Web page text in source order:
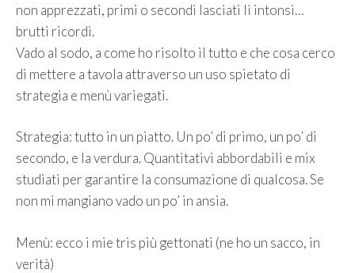
non apprezzati, primi o secondi lasciati lì intonsi…
brutti ricordi.
Vado al sodo, a come ho risolto il tutto e che cosa cerco
di mettere a tavola attraverso un uso spietato di
strategia e menù variegati.
Strategia: tutto in un piatto. Un po’ di primo, un po’ di
secondo, e la verdura. Quantitativi abbordabili e mix
studiati per garantire la consumazione di qualcosa. Se
non mi mangiano vado un po’ in ansia.
Menù: ecco i mie tris più gettonati (ne ho un sacco, in
verità)